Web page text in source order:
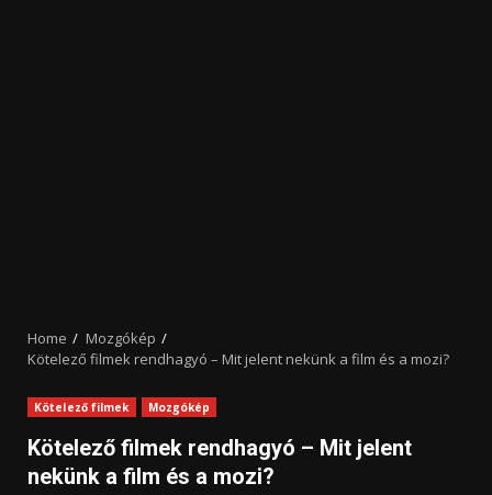
Home
Mozgókép
Kötelező filmek rendhagyó – Mit jelent nekünk a film és a mozi?
Kötelező filmek Mozgókép
Kötelező filmek rendhagyó – Mit jelent
nekünk a film és a mozi?